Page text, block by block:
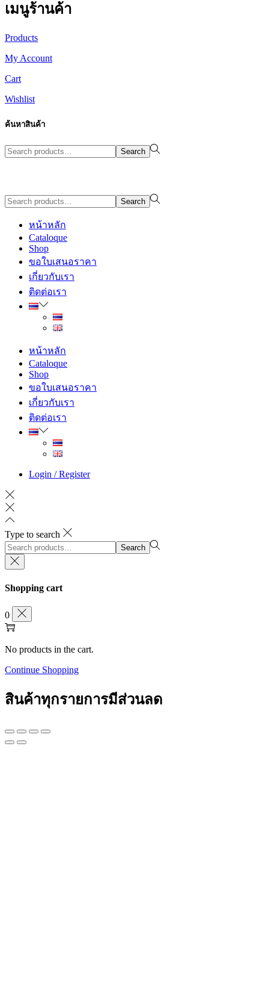
เมนูร้านค้า
Products
My Account
Cart
Wishlist
ค้นหาสินค้า
Search
for:>
Search
Search
for:>
Search
หน้าหลัก
Cataloque
Shop
ขอใบเสนอราคา
เกี่ยวกับเรา
ติดต่อเรา
หน้าหลัก
Cataloque
Shop
ขอใบเสนอราคา
เกี่ยวกับเรา
ติดต่อเรา
Login / Register
Type to search
Search
for:>
Search
Shopping cart
0
No products in the cart.
Continue Shopping
สินค้าทุกรายการมีส่วนลด